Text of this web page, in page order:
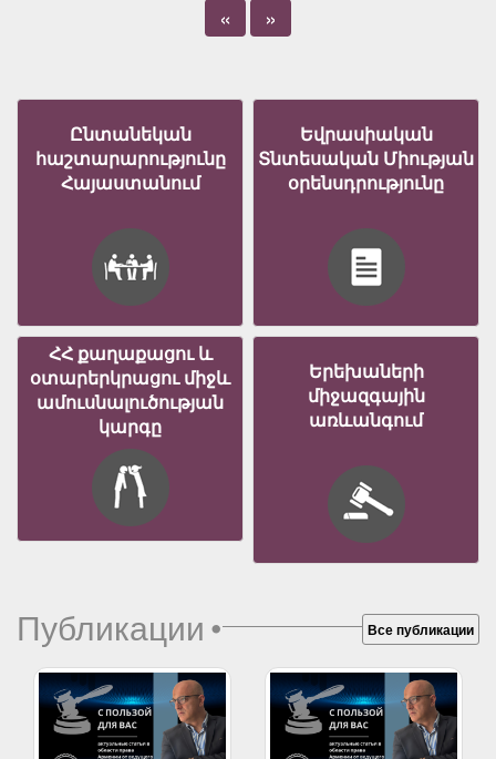
« »
Ընտանեկան
հաշտարարությունը
Հայաստանում
Եվրասիական
Տնտեսական Միության
օրենսդրությունը
ՀՀ քաղաքացու և
օտարերկրացու միջև
ամուսնալուծության
կարգը
Երեխաների
միջազգային
առևանգում
Публикации• Все публикации